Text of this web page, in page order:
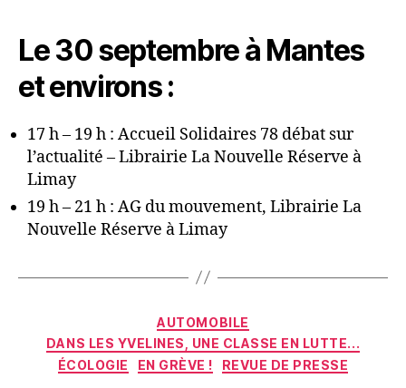
Le 30 septembre à Mantes
et environs :
17 h – 19 h : Accueil Solidaires 78 débat sur
l’actualité – Librairie La Nouvelle Réserve à
Limay
19 h – 21 h : AG du mouvement, Librairie La
Nouvelle Réserve à Limay
Catégories
AUTOMOBILE
DANS LES YVELINES, UNE CLASSE EN LUTTE...
ÉCOLOGIE
EN GRÈVE ! REVUE DE PRESSE